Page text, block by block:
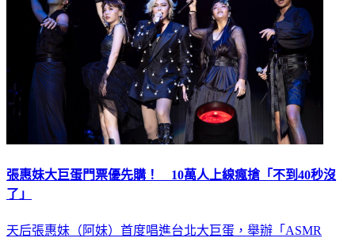
張惠妹大巨蛋門票優先購！ 10萬人上線瘋搶「不到40秒沒
了」
天后張惠妹（阿妹）首度唱進台北大巨蛋，舉辦「ASMR